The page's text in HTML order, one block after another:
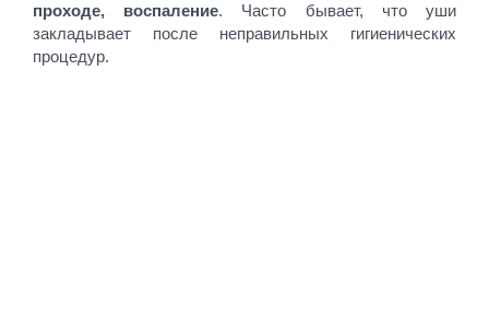
проходе, воспаление. Часто бывает, что уши
закладывает после неправильных гигиенических
процедур.